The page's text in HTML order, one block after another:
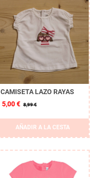
APLICAR
CAMISETA LAZO RAYAS
5,00 € 8,99 €
AÑADIR A LA CESTA